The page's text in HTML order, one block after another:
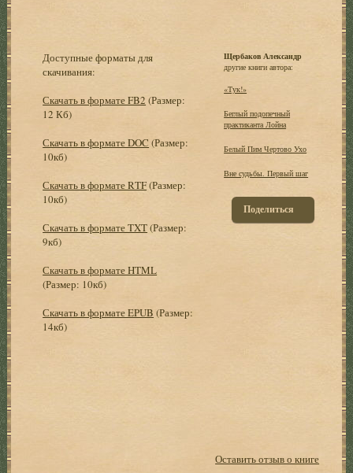
Доступные форматы для
скачивания:
Скачать в формате FB2 (Размер:
12 Кб)
Скачать в формате DOC (Размер:
10кб)
Скачать в формате RTF(Размер:
10кб)
Скачать в формате TXT(Размер:
9кб)
Скачать в формате HTML
(Размер: 10кб)
Скачать в формате EPUB (Размер:
14кб)
Щербаков Александр
другие книги автора:
«Тук!»
Беглый подопечный
практиканта Лойна
Белый Пим Чертово Ухо
Вне судьбы. Первый шаг
Поделиться
Оставить отзыв о книге